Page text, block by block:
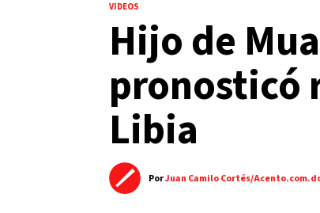
VIDEOS
Hijo de
pronosticó
Libia
PorJuan Camilo Cortés/